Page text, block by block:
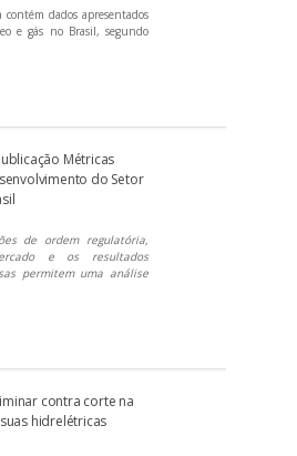
dados apresentados
e gás no Brasil, segundo
Métricas
do Setor
de ordem regulatória,
e os resultados
permitem uma análise
contra corte na
hidrelétricas